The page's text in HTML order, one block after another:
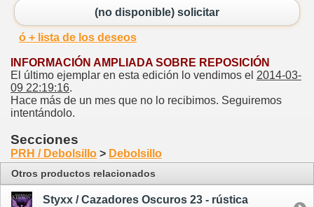
(no disponible) solicitar
ó + lista de los deseos
INFORMACIÓN AMPLIADA SOBRE REPOSICIÓN
El último ejemplar en esta edición lo vendimos el 2014-03-
09 22:19:16.
Hace más de un mes que no lo recibimos. Seguiremos
intentándolo.
Secciones
PRH / Debolsillo > Debolsillo
Otros productos relacionados
Styxx / Cazadores Oscuros 23 - rústica